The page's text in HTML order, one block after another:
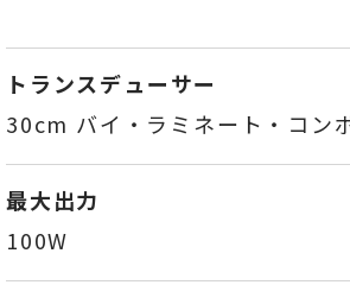
トランスデューサー
30cm バイ・ラミネート・コン
最大出力
100W